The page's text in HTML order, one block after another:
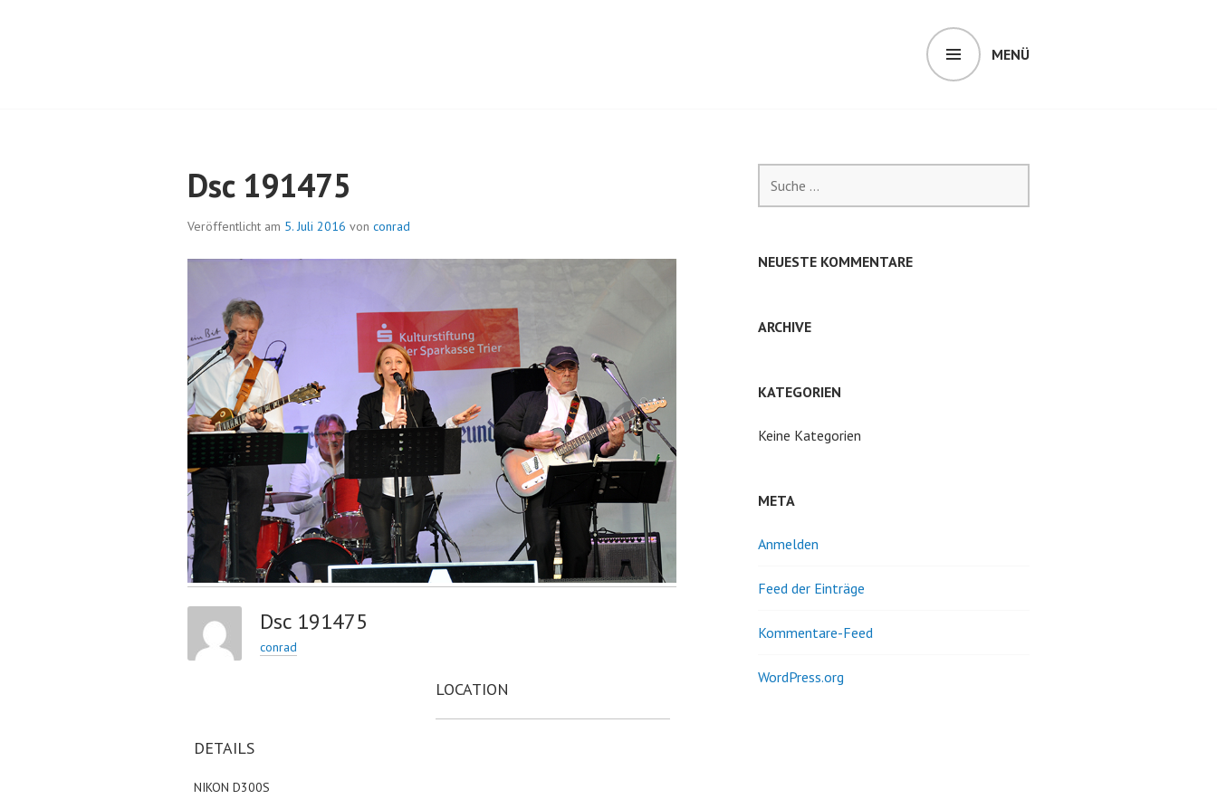
MENÜ
Dsc 191475
Veröffentlicht am 5. Juli 2016 von conrad
Dsc 191475
conrad
LOCATION
DETAILS
NIKON D300S
nach:
NEUESTE KOMMENTARE
ARCHIVE
KATEGORIEN
Keine Kategorien
META
Anmelden
Feed der Einträge
Kommentare-Feed
WordPress.org